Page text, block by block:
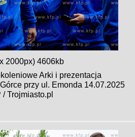
2000px) 4606kb
Arki i prezentacja
przy ul. Emonda 14.07.2025
Trojmiasto.pl